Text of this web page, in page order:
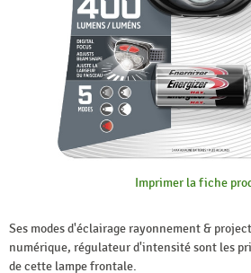
Imprimer la fiche
Ses modes d'éclairage rayonnement &
numérique, régulateur d'intensité sont les
de cette lampe frontale.